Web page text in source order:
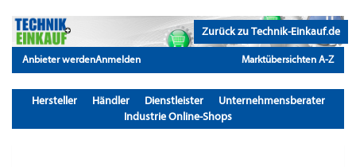
Zurück zu Technik-Einkauf.de
Anbieter werdenAnmelden Marktübersichten A-Z
Hersteller Händler Dienstleister
Unternehmensberater
Industrie Online-Shops